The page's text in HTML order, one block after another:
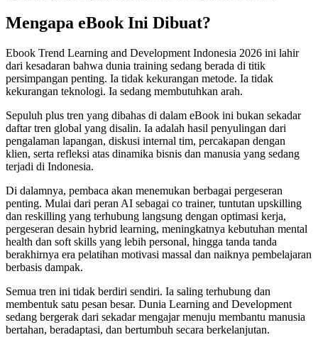
Mengapa eBook Ini Dibuat?
Ebook Trend Learning and Development Indonesia 2026 ini lahir
dari kesadaran bahwa dunia training sedang berada di titik
persimpangan penting. Ia tidak kekurangan metode. Ia tidak
kekurangan teknologi. Ia sedang membutuhkan arah.
Sepuluh plus tren yang dibahas di dalam eBook ini bukan sekadar
daftar tren global yang disalin. Ia adalah hasil penyulingan dari
pengalaman lapangan, diskusi internal tim, percakapan dengan
klien, serta refleksi atas dinamika bisnis dan manusia yang sedang
terjadi di Indonesia.
Di dalamnya, pembaca akan menemukan berbagai pergeseran
penting. Mulai dari peran AI sebagai co trainer, tuntutan upskilling
dan reskilling yang terhubung langsung dengan optimasi kerja,
pergeseran desain hybrid learning, meningkatnya kebutuhan mental
health dan soft skills yang lebih personal, hingga tanda tanda
berakhirnya era pelatihan motivasi massal dan naiknya pembelajaran
berbasis dampak.
Semua tren ini tidak berdiri sendiri. Ia saling terhubung dan
membentuk satu pesan besar. Dunia Learning and Development
sedang bergerak dari sekadar mengajar menuju membantu manusia
bertahan, beradaptasi, dan bertumbuh secara berkelanjutan.